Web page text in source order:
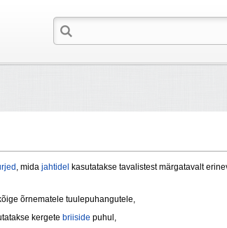
, mida jahtidel kasutatakse tavalistest märgatavalt
õrnematele tuulepuhangutele,
kergete briiside puhul,